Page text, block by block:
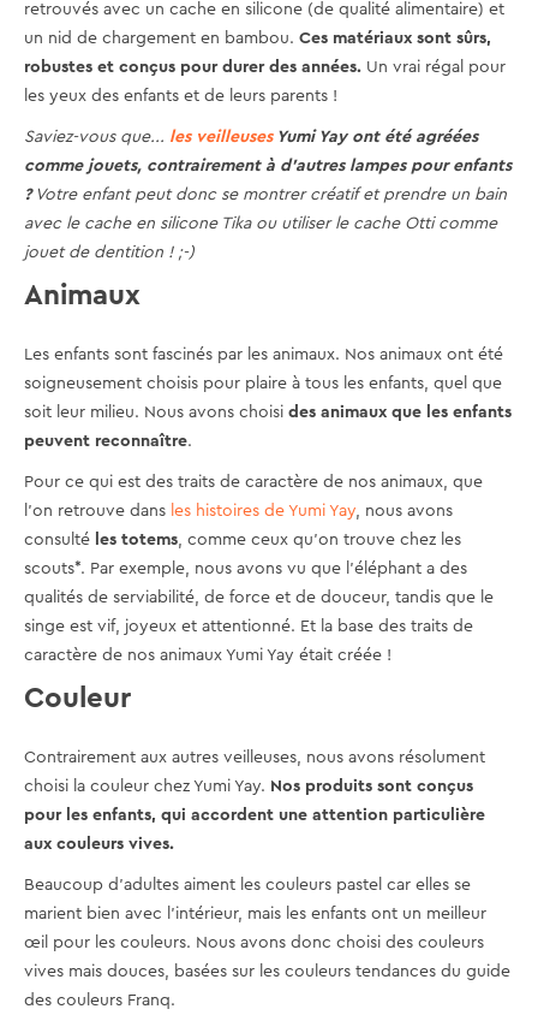
retrouvés avec un cache en silicone (de qualité alimentaire) et
un nid de chargement en bambou. Ces matériaux sont sûrs,
robustes et conçus pour durer des années. Un vrai régal pour
les yeux des enfants et de leurs parents !
Saviez-vous que... les veilleuses Yumi Yay ont été agréées
comme jouets, contrairement à d'autres lampes pour enfants
?Votre enfant peut donc se montrer créatif et prendre un bain
avec le cache en silicone Tika ou utiliser le cache Otti comme
jouet de dentition ! ;-)
Animaux
Les enfants sont fascinés par les animaux. Nos animaux ont été
soigneusement choisis pour plaire à tous les enfants, quel que
soit leur milieu. Nous avons choisi des animaux que les enfants
peuvent reconnaître.
Pour ce qui est des traits de caractère de nos animaux, que
l'on retrouve dans les histoires de Yumi Yay, nous avons
consulté les totems, comme ceux qu'on trouve chez les
scouts*. Par exemple, nous avons vu que l'éléphant a des
qualités de serviabilité, de force et de douceur, tandis que le
singe est vif, joyeux et attentionné. Et la base des traits de
caractère de nos animaux Yumi Yay était créée !
Couleur
Contrairement aux autres veilleuses, nous avons résolument
choisi la couleur chez Yumi Yay. Nos produits sont conçus
pour les enfants, qui accordent une attention particulière
aux couleurs vives.
Beaucoup d'adultes aiment les couleurs pastel car elles se
marient bien avec l'intérieur, mais les enfants ont un meilleur
œil pour les couleurs. Nous avons donc choisi des couleurs
vives mais douces, basées sur les couleurs tendances du guide
des couleurs Franq.